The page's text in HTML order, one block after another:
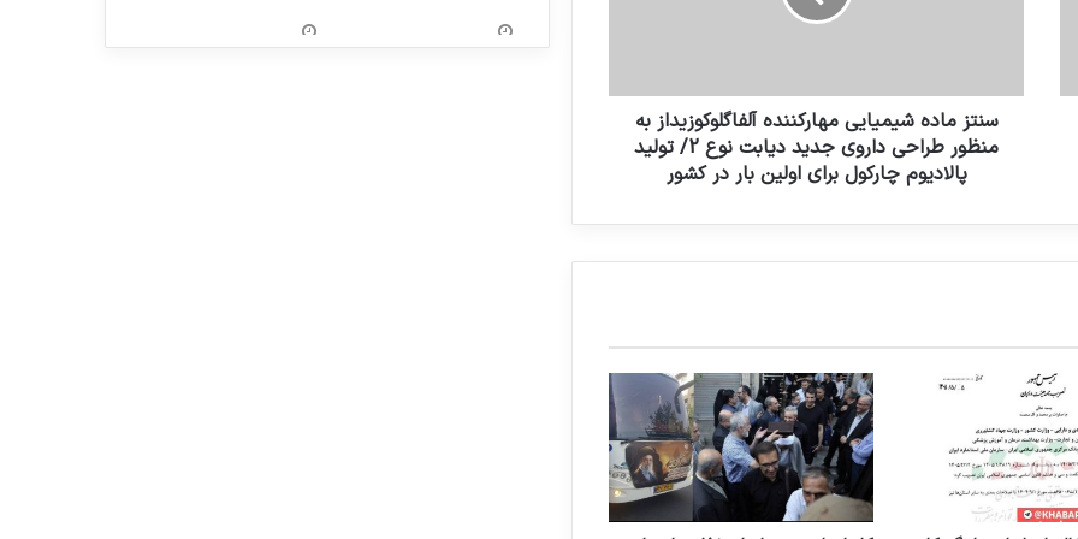
ش
ی
ر
ن
ن
د
ه
آ
ل
سنتز ماده شیمیایی مهارکننده آلفاگلوکوزیداز به
منظور طراحی داروی جدید دیابت نوع 2/ تولید
پالادیوم چارکول برای اولین بار در کشور